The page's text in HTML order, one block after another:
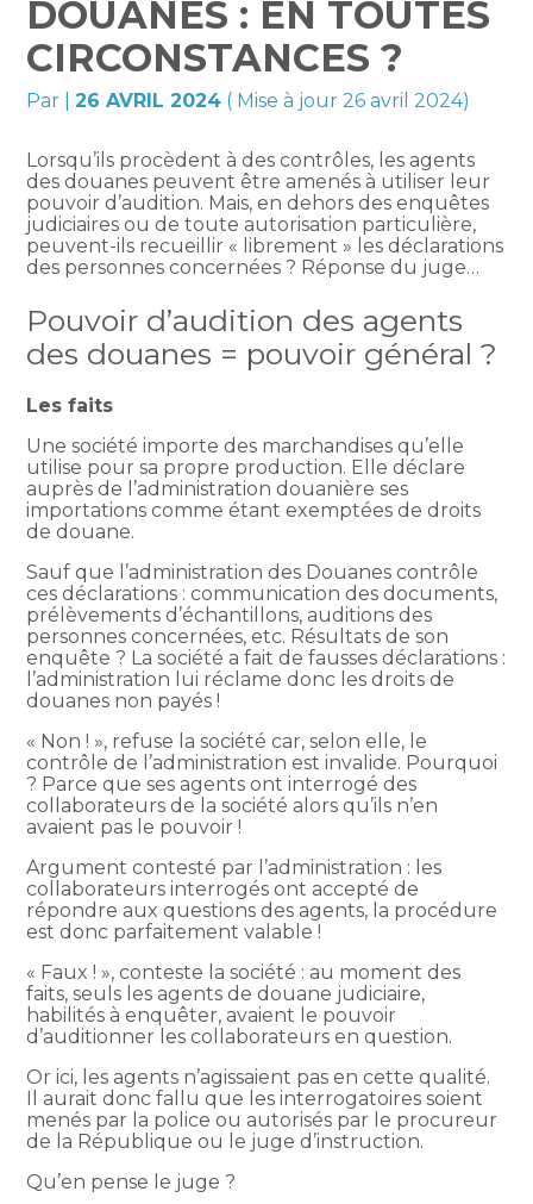
DOUANES : EN TOUTES
CIRCONSTANCES ?
Par |26 AVRIL 2024 ( Mise à jour 26 avril 2024)
Lorsqu’ils procèdent à des contrôles, les agents
des douanes peuvent être amenés à utiliser leur
pouvoir d’audition. Mais, en dehors des enquêtes
judiciaires ou de toute autorisation particulière,
peuvent-ils recueillir « librement » les déclarations
des personnes concernées ? Réponse du juge…
Pouvoir d’audition des agents
des douanes = pouvoir général ?
Les faits
Une société importe des marchandises qu’elle
utilise pour sa propre production. Elle déclare
auprès de l’administration douanière ses
importations comme étant exemptées de droits
de douane.
Sauf que l’administration des Douanes contrôle
ces déclarations : communication des documents,
prélèvements d’échantillons, auditions des
personnes concernées, etc. Résultats de son
enquête ? La société a fait de fausses déclarations :
l’administration lui réclame donc les droits de
douanes non payés !
« Non ! », refuse la société car, selon elle, le
contrôle de l’administration est invalide. Pourquoi
? Parce que ses agents ont interrogé des
collaborateurs de la société alors qu’ils n’en
avaient pas le pouvoir !
Argument contesté par l’administration : les
collaborateurs interrogés ont accepté de
répondre aux questions des agents, la procédure
est donc parfaitement valable !
« Faux ! », conteste la société : au moment des
faits, seuls les agents de douane judiciaire,
habilités à enquêter, avaient le pouvoir
d’auditionner les collaborateurs en question.
Or ici, les agents n’agissaient pas en cette qualité.
Il aurait donc fallu que les interrogatoires soient
menés par la police ou autorisés par le procureur
de la République ou le juge d’instruction.
Qu’en pense le juge ?